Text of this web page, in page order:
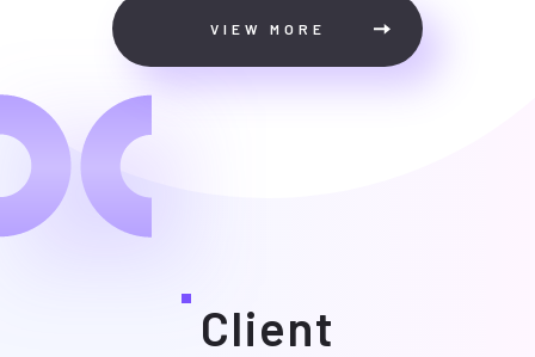
VIEW MORE
Client